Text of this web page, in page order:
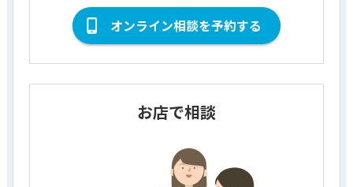
オンライン相談を予約する
お店で相談